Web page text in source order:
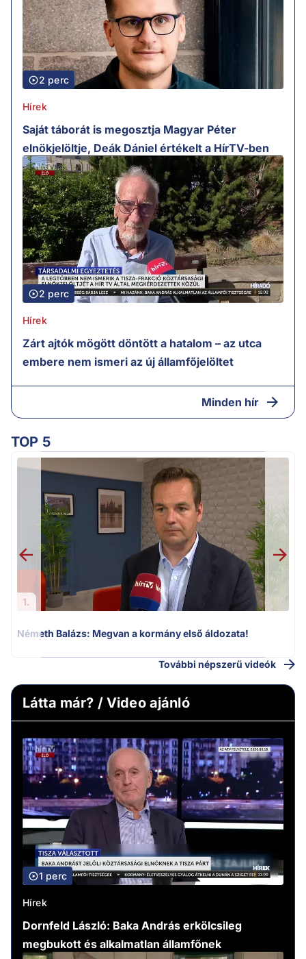
2 perc
Hírek
Saját táborát is megosztja Magyar Péter
elnökjelöltje, Deák Dániel értékelt a HírTV-ben
2 perc
Hírek
Zárt ajtók mögött döntött a hatalom – az utca
embere nem ismeri az új államfőjelöltet
Minden hír
TOP 5
1.
Németh Balázs: Megvan a kormány első áldozata!
További népszerű videók
Látta már? / Video ajánló
1 perc
Hírek
Dornfeld László: Baka András erkölcsileg
megbukott és alkalmatlan államfőnek